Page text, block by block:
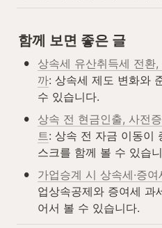
함께 보면 좋은 글
•
상속세 유산취득세 전환
까: 상속세 제도 변화와
수 있습니다.
•
상속 전 현금인출, 사전
트 : 상속 전 자금 이동이
스크를 함께 볼 수 있습
• 가업승계 시 상속세·증
업상속공제와 증여세 과
어서 볼 수 있습니다.